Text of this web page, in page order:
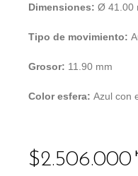
$2.506.000
Dimensiones: Ø 41.00
Tipo de movimiento:
Grosor: 11.90 mm
Color esfera: Azul con